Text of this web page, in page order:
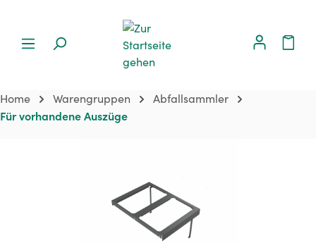
Home Warengruppen Abfallsammler
Für vorhandene Auszüge